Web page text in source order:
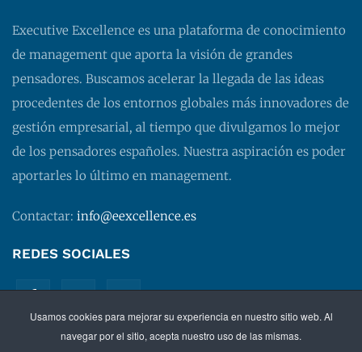
Usamos cookies para mejorar su experiencia en nuestro sitio web. Al
navegar por el sitio, acepta nuestro uso de las mismas.
Executive Excellence es una plataforma de conocimiento
de management que aporta la visión de grandes
pensadores. Buscamos acelerar la llegada de las ideas
procedentes de los entornos globales más innovadores de
gestión empresarial, al tiempo que divulgamos lo mejor
de los pensadores españoles. Nuestra aspiración es poder
aportarles lo último en management.
Contactar: info@eexcellence.es
REDES SOCIALES